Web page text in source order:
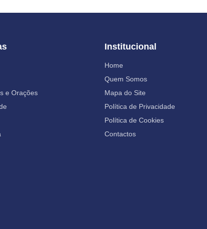
e Orações
Institucional
Home
Quem Somos
Mapa do Site
Política de Privacidade
Política de Cookies
Contactos